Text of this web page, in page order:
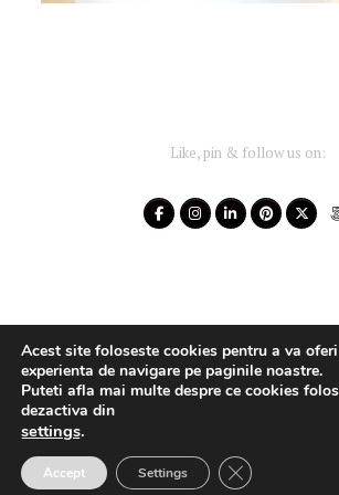
Like, pin & follow us on:
Acest site foloseste cookies pentru a va
experienta de navigare pe paginile noastre.
Puteti afla mai multe despre ce cookies
dezactiva din
settings.
Accept Settings Close GDPR